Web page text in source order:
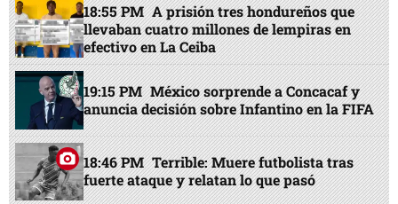
18:55 PM A prisión tres hondureños que
llevaban cuatro millones de lempiras en
efectivo en La Ceiba
19:15 PM México sorprende a Concacaf y
anuncia decisión sobre Infantino en la FIFA
18:46 PM Terrible: Muere futbolista tras
fuerte ataque y relatan lo que pasó